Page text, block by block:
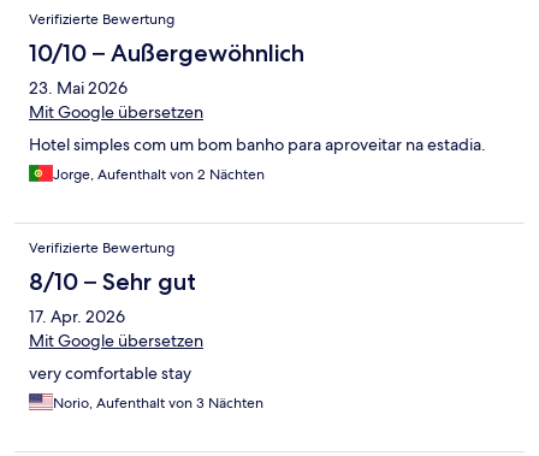
Verifizierte Bewertung
10/10 – Außergewöhnlich
23. Mai 2026
Mit Google übersetzen
Hotel simples com um bom banho para aproveitar na estadia.
Jorge, Aufenthalt von 2 Nächten
Verifizierte Bewertung
8/10 – Sehr gut
17. Apr. 2026
Mit Google übersetzen
very comfortable stay
Norio, Aufenthalt von 3 Nächten